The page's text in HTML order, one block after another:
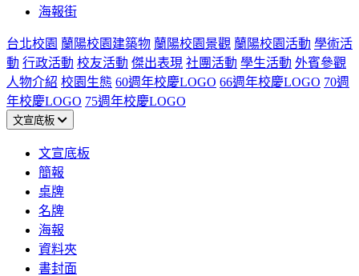
海報街
台北校園 蘭陽校園建築物 蘭陽校園景觀 蘭陽校園活動 學術活
動 行政活動 校友活動 傑出表現 社團活動 學生活動 外賓參觀
人物介紹 校園生態 60週年校慶LOGO 66週年校慶LOGO 70週
年校慶LOGO 75週年校慶LOGO
文宣底板
文宣底板
簡報
桌牌
名牌
海報
資料夾
書封面